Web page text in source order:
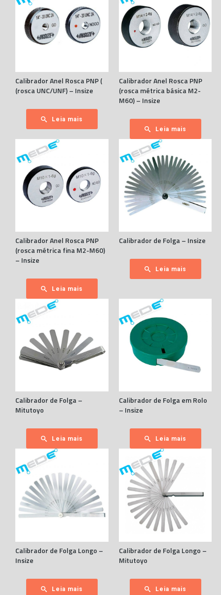
Calibrador Anel Rosca PNP (
(rosca UNC/UNF) – Insize
Leia mais
Calibrador Anel Rosca PNP
(rosca métrica básica M2-
M60) – Insize
Leia mais
Calibrador Anel Rosca PNP
(rosca métrica fina M2-M60)
– Insize
Leia mais
Calibrador de Folga – Insize
Leia mais
Calibrador de Folga –
Mitutoyo
Leia mais
Calibrador de Folga em Rolo
– Insize
Leia mais
Calibrador de Folga Longo –
Insize
Leia mais
Calibrador de Folga Longo –
Mitutoyo
Leia mais